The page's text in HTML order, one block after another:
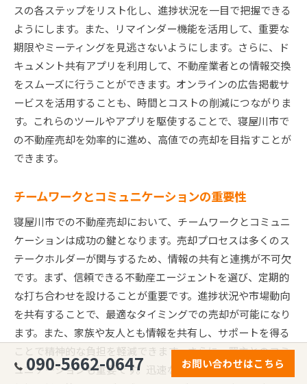
スの各ステップをリスト化し、進捗状況を一目で把握できる
ようにします。また、リマインダー機能を活用して、重要な
期限やミーティングを見逃さないようにします。さらに、ド
キュメント共有アプリを利用して、不動産業者との情報交換
をスムーズに行うことができます。オンラインの広告掲載サ
ービスを活用することも、時間とコストの削減につながりま
す。これらのツールやアプリを駆使することで、寝屋川市で
の不動産売却を効率的に進め、高値での売却を目指すことが
できます。
チームワークとコミュニケーションの重要性
寝屋川市での不動産売却において、チームワークとコミュニ
ケーションは成功の鍵となります。売却プロセスは多くのス
テークホルダーが関与するため、情報の共有と連携が不可欠
です。まず、信頼できる不動産エージェントを選び、定期的
な打ち合わせを設けることが重要です。進捗状況や市場動向
を共有することで、最適なタイミングでの売却が可能になり
ます。また、家族や友人とも情報を共有し、サポートを得る
ことで精神的な負担を軽減できます。さらに、買主とのコミ
ュニケーションも重要です。迅速な対応と透明な情報提供で
090-5662-0647 お問い合わせはこちら